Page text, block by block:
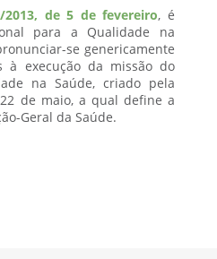
2013, de 5 de fevereiro, é
para a Qualidade na
se genericamente
à execução da missão do
na Saúde, criado pela
de maio, a qual define a
Geral da Saúde.